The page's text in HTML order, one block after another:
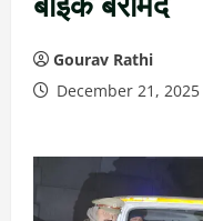
Gourav Rathi
December 21, 2025